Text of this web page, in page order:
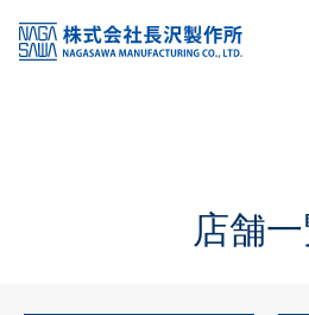
KSS加盟店・取扱店情報
店舗一覧
店舗